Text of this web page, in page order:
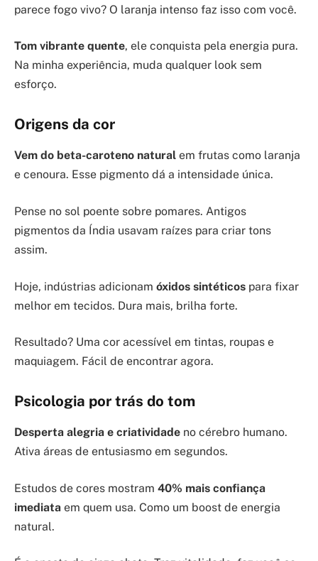
parece fogo vivo? O laranja intenso faz isso com você.
Tom vibrante quente, ele conquista pela energia pura.
Na minha experiência, muda qualquer look sem
esforço.
Origens da cor
Vem do beta-caroteno natural em frutas como laranja
e cenoura. Esse pigmento dá a intensidade única.
Pense no sol poente sobre pomares. Antigos
pigmentos da Índia usavam raízes para criar tons
assim.
Hoje, indústrias adicionam óxidos sintéticos para fixar
melhor em tecidos. Dura mais, brilha forte.
Resultado? Uma cor acessível em tintas, roupas e
maquiagem. Fácil de encontrar agora.
Psicologia por trás do tom
Desperta alegria e criatividade no cérebro humano.
Ativa áreas de entusiasmo em segundos.
Estudos de cores mostram 40% mais confiança
imediata em quem usa. Como um boost de energia
natural.